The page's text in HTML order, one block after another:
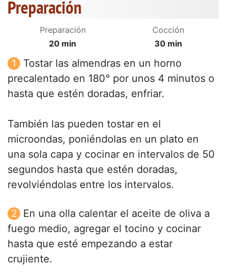
Preparación
Preparación
20 min
Cocción
30 min
Tostar las almendras en un horno
precalentado en 180° por unos 4 minutos o
hasta que estén doradas, enfriar.
También las pueden tostar en el
microondas, poniéndolas en un plato en
una sola capa y cocinar en intervalos de 50
segundos hasta que estén doradas,
revolviéndolas entre los intervalos.
En una olla calentar el aceite de oliva a
fuego medio, agregar el tocino y cocinar
hasta que esté empezando a estar
crujiente.